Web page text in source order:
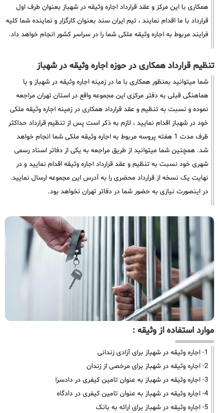
همکاری با این مرکز و عقد قرارداد اجاره وثیقه در شهباز بعنوان طرف اول
قرارداد با ما اقدام نمایند ، تیم ایران سند بعنوان کارگزار و نماینده شما کلیه
فرایند مربوط به اجاره وثیقه ملکی شما را در سراسر کشور انجام خواهد داد.
تنظیم قرارداد همکاری در حوزه اجاره وثیقه در شهباز
شما میتوانید بمنظور همکاری با ما در زمینه اجاره وثیقه در شهباز و با
هماهنگی قبلی به دفتر مرکزی این مجموعه واقع در استان تهران مراجعه
نموده و نسبت به تنظیم و عقد قرارداد همکاری در زمینه اجاره وثیقه ملکی
خود در شهباز اقدام نمایید ، لازم به ذکر است پس از تنظیم قرارداد حداکثر
ظرف مدت 1 هفته پروسه مربوط به اجاره وثیقه ملکی شما انجام خواهد
شد. همچنین شما میتوانید از طریق مراجعه به یکی از دفاتر اسناد رسمی
شهری خود نسبت به تنظیم و عقد قرارداد اجاره وثیقه اقدام نمایید و در
نهایت یک نسخه از قرارداد محضری را به آدرس این مجموعه ارسال نمایید.
در اینصورت نیازی به حضور شما در دفاتر تهران نخواهد بود.
موارد استفاده از وثیقه :
1- اجاره وثیقه در شهباز برای آزادی زندانی
2- اجاره وثیقه در شهباز برای مرخصی از زندان
3- اجاره وثیقه در شهباز به عنوان تامین کیفری در دادسرا
4- اجاره وثیقه در شهباز به عنوان تامین کیفری در دادگاه
5- اجاره وثیقه در شهباز برای ارائه به بانک